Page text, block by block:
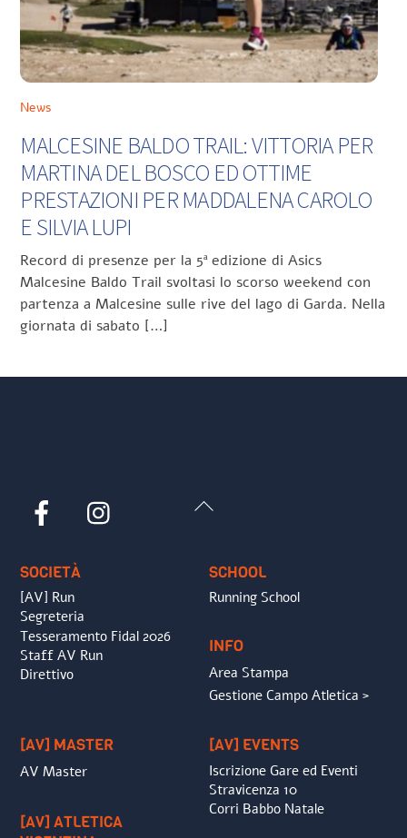
News
MALCESINE BALDO TRAIL: VITTORIA PER
MARTINA DEL BOSCO ED OTTIME
PRESTAZIONI PER MADDALENA CAROLO
E SILVIA LUPI
Record di presenze per la 5ª edizione di Asics
Malcesine Baldo Trail svoltasi lo scorso weekend con
partenza a Malcesine sulle rive del lago di Garda. Nella
giornata di sabato […]
Back
Facebook
SOCIETÀ
[AV] Run
Segreteria
Tesseramento Fidal 2026
Staff AV Run
Direttivo
SCHOOL
Running School
INFO
Area Stampa
Gestione Campo Atletica >
[AV] MASTER
AV Master
[AV] ATLETICA
[AV] EVENTS
Iscrizione Gare ed Eventi
Stravicenza 10
Corri Babbo Natale